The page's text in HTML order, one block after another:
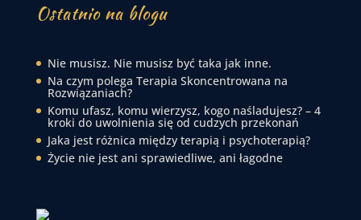
Ostatnio na blogu
Nie musisz. Nie musisz być taka jak inne.
Na czym polega Terapia Skoncentrowana na
Rozwiązaniach?
Komu ufasz, komu wierzysz, kogo naśladujesz? – 4
kroki do uwolnienia się od cudzych przekonań
Jaka jest różnica między terapią i psychoterapią?
Życie nie jest ani sprawiedliwe, ani łagodne